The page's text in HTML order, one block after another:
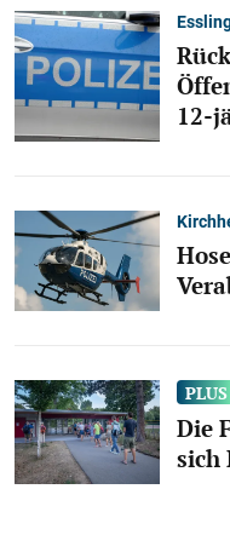
12-
Die
sich